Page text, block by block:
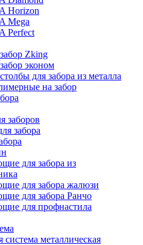
Horizon
Mega
Perfect
Zking
эконом
для забора из металла
на забор
заборов
забора
для забора из
для забора жалюзи
для забора Ранчо
для профнастила
система металлическая